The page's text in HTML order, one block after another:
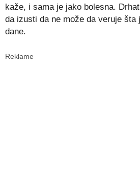
kaže, i sama je jako bolesna.
da izusti da ne može da veruje šta
dane.
Reklame